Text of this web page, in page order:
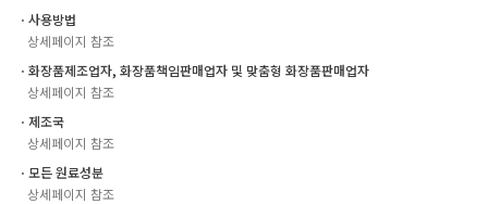
ㆍ사용방법
상세페이지 참조
ㆍ화장품제조업자, 화장품책임판매업자 및 맞춤형 화장품판매업자
상세페이지 참조
ㆍ제조국
상세페이지 참조
ㆍ모든 원료성분
상세페이지 참조